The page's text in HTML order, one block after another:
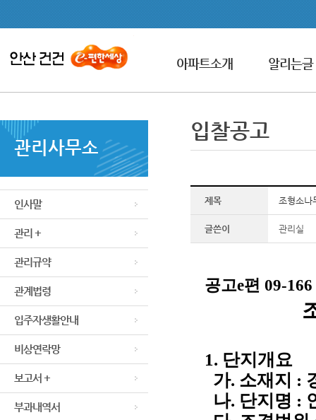
아파트소개 알리는글
관리사무소
인사말
관리 +
관리규약
관계법령
입주자생활안내
비상연락망
보고서 +
부과내역서
입찰공고
제목 조형소나
글쓴이 관리실
공고e편 09-166
1. 단지개요
가. 소재지 :
나. 단지명 :